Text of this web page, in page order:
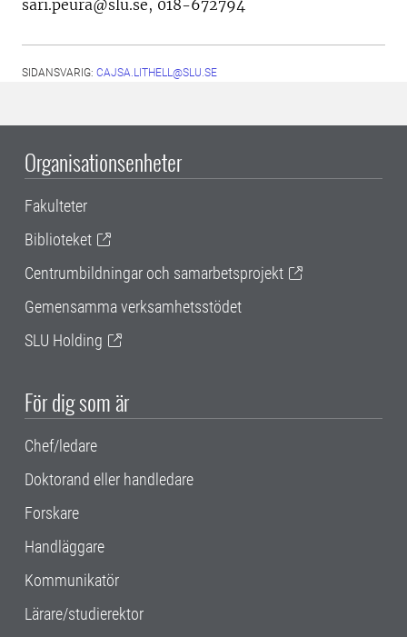
sari.peura@slu.se, 018-672794
SIDANSVARIG: CAJSA.LITHELL@SLU.SE
Organisationsenheter
Fakulteter
Biblioteket
Centrumbildningar och samarbetsprojekt
Gemensamma verksamhetsstödet
SLU Holding
För dig som är
Chef/ledare
Doktorand eller handledare
Forskare
Handläggare
Kommunikatör
Lärare/studierektor